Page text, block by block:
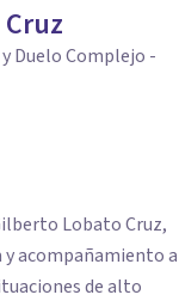
Duelo Complejo -
Lobato Cruz,
acompañamiento a
de alto